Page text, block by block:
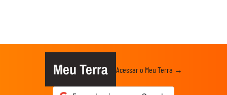
Meu Terra Acessar o Meu Terra →